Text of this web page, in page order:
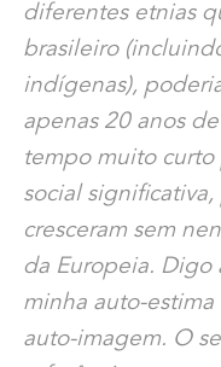
diferentes etnias
brasileiro
indígenas),
apenas 20 anos
tempo muito curto
social
cresceram sem
da Europeia. Digo
minha auto-
auto-imagem. O